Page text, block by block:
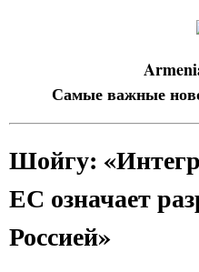
Самые важные
Шойгу:
ЕС означает
Россией»